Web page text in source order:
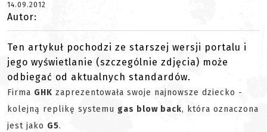
14.09.2012
Autor:
Ten artykuł pochodzi ze starszej wersji portalu i
jego wyświetlanie (szczególnie zdjęcia) może
odbiegać od aktualnych standardów.
Firma GHK zaprezentowała swoje najnowsze dziecko -
kolejną replikę systemu gas blow back, która oznaczona
jest jako G5.